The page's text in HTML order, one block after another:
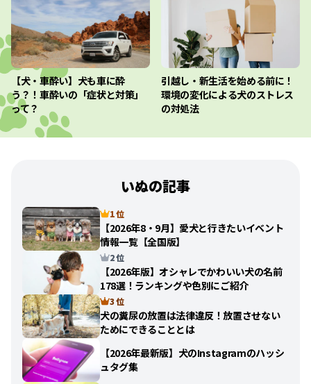
【犬・車酔い】犬も車に酔
う？！車酔いの「症状と対策」
って？
引越し・新生活を始める前に！
環境の変化による犬のストレス
の対処法
いぬの記事
1 位
【2026年8・9月】愛犬と行きたいイベント
情報一覧【全国版】
2 位
【2026年版】オシャレでかわいい犬の名前
178選！ランキングや色別にご紹介
3 位
犬の糞尿の放置は法律違反！放置させない
ためにできることとは
【2026年最新版】犬のInstagramのハッシ
ュタグ集